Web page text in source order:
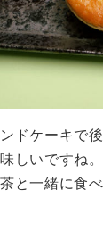
ドケーキで
しいですね
と一緒に食